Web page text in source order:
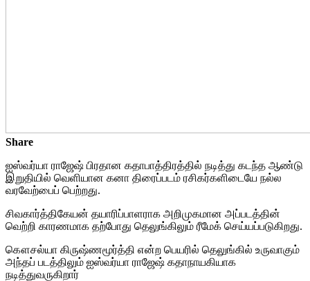
Share
ஐஸ்வர்யா ராஜேஷ் பிரதான கதாபாத்திரத்தில் நடித்து கடந்த ஆண்டு
இறுதியில் வெளியான கனா திரைப்படம் ரசிகர்களிடையே நல்ல
வரவேற்பைப் பெற்றது.
சிவகார்த்திகேயன் தயாரிப்பாளராக அறிமுகமான அப்படத்தின்
வெற்றி காரணமாக தற்போது தெலுங்கிலும் ரீமேக் செய்யப்படுகிறது.
கௌசல்யா கிருஷ்ணமூர்த்தி என்ற பெயரில் தெலுங்கில் உருவாகும்
அந்தப் படத்திலும் ஐஸ்வர்யா ராஜேஷ் கதாநாயகியாக
நடித்துவருகிறார்